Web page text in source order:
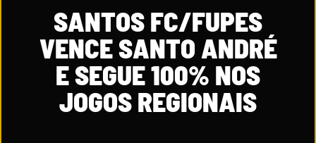
SANTOS FC/FUPES
VENCE SANTO ANDRÉ
E SEGUE 100% NOS
JOGOS REGIONAIS